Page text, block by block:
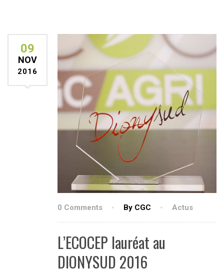
09
NOV
2016
0 Comments By CGC Actus
L’ECOCEP lauréat au
DIONYSUD 2016